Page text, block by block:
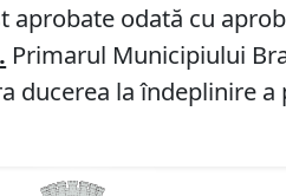
aprobate odată cu
. Primarul Municipiului
ducerea la îndeplinire